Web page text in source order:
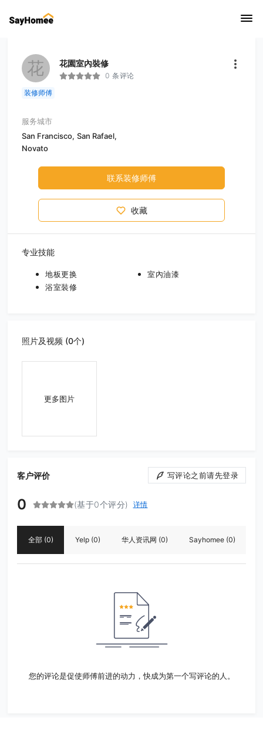
花 花園室內裝修
0 条评论
装修师傅
服务城市
San Francisco, San Rafael,
Novato
联系装修师傅
收藏
专业技能
地板更换
浴室裝修
室內油漆
照片及视频 (0个)
更多图片
客户评价 写评论之前请先登录
0 (基于0个评分) 详情
全部 (0) Yelp (0) 华人资讯网 (0) Sayhomee (0)
您的评论是促使师傅前进的动力，快成为第一个写评论的人。